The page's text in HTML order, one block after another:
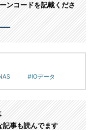
ンコードを記載くださ
IOデータ
記事も読んでます